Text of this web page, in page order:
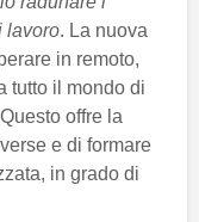
lavoro. La nuova
in remoto,
tutto il mondo di
offre la
e di formare
in grado di